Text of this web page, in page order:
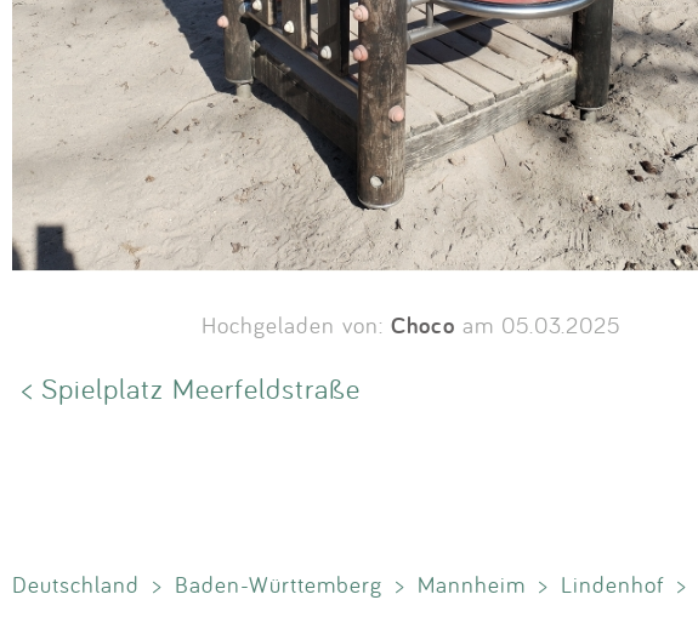
Hochgeladen von:Choco am 05.03.2025
< Spielplatz Meerfeldstraße
Deutschland > Baden-Württemberg > Mannheim > Lindenhof >